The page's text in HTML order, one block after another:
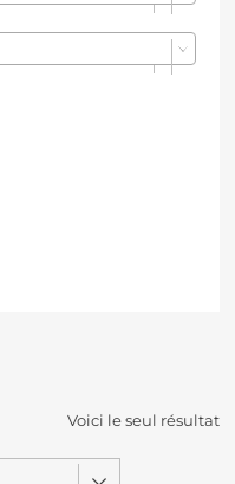
Voici le seul résultat